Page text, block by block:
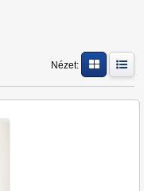
Nézet: